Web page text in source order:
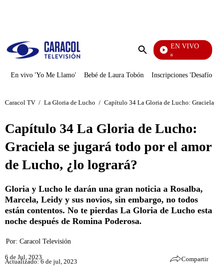
Enviar
EN VIVO
También Caerás
En vivo 'Yo Me Llamo' Bebé de Laura Tobón Inscripciones 'Desafío'
Caracol TV / La Gloria de Lucho / Capítulo 34 La Gloria de Lucho: Graciela
Capítulo 34 La Gloria de Lucho:
Graciela se jugará todo por el amor
de Lucho, ¿lo logrará?
Gloria y Lucho le darán una gran noticia a Rosalba,
Marcela, Leidy y sus novios, sin embargo, no todos
están contentos. No te pierdas La Gloria de Lucho esta
noche después de Romina Poderosa.
Por: Caracol Televisión
6 de Jul, 2023
Actualizado: 6 de jul, 2023 Compartir